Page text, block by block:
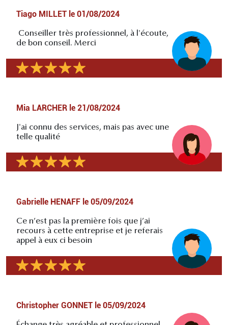
Tiago MILLET le 01/08/2024
Conseiller très professionnel, à l'écoute,
de bon conseil. Merci
Mia LARCHER le 21/08/2024
J'ai connu des services, mais pas avec une
telle qualité
Gabrielle HENAFF le 05/09/2024
Ce n’est pas la première fois que j’ai
recours à cette entreprise et je referais
appel à eux ci besoin
Christopher GONNET le 05/09/2024